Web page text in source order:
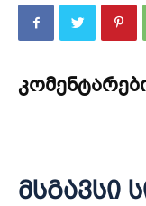
მსგავსი